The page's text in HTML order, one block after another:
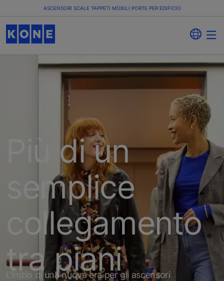
ASCENSORI SCALE TAPPETI MOBILI PORTE PER EDIFICIO
Più di un
semplice
collegamento
tra piani
L’inizio di una nuova era per gli ascensori